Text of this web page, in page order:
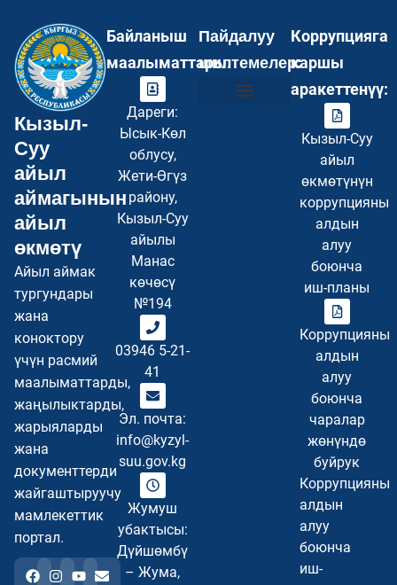
Кызыл-
Суу
айыл
аймагынын
айыл
өкмөтү
Айыл аймак
тургундары
жана
коноктору
үчүн расмий
маалыматтарды,
жаңылыктарды,
жарыяларды
жана
документтерди
жайгаштыруучу
мамлекеттик
портал.
Байланыш
маалыматтары:
Дареги:
Ысык-Көл
облусу,
Жети-Өгүз
району,
Кызыл-Суу
айылы
Манас
көчөсү
№194
03946 5-21-
41
Эл. почта:
info@kyzyl-
suu.gov.kg
Жумуш
убактысы:
Дүйшөмбү
– Жума,
Пайдалуу
шилтемелер:
Коррупцияга
каршы
аракеттенүү:
Кызыл-Суу
айыл
өкмөтүнүн
коррупцияны
алдын
алуу
боюнча
иш-планы
Коррупцияны
алдын
алуу
боюнча
чаралар
жөнүндө
буйрук
Коррупцияны
алдын
алуу
боюнча
иш-